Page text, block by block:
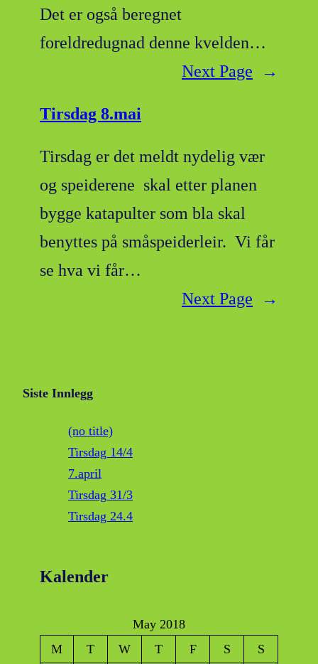
Det er også beregnet
foreldredugnad denne kvelden…
Next Page
→
Tirsdag 8.mai
Tirsdag er det meldt nydelig vær
og speiderene skal etter planen
bygge katapulter som bla skal
benyttes på småspeiderleir. Vi får
se hva vi får…
Next Page
→
Siste Innlegg
(no title)
Tirsdag 14/4
7.april
Tirsdag 31/3
Tirsdag 24.4
Kalender
May 2018
M
T W T F S
S